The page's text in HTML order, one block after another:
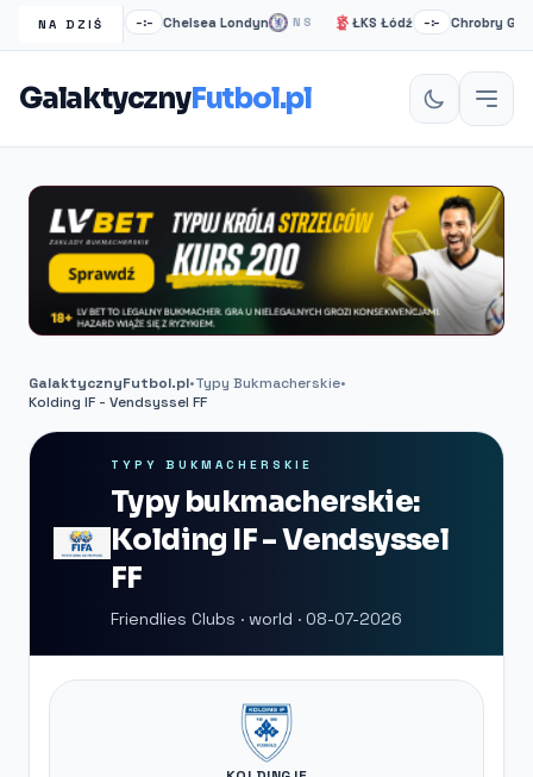
NA DZIŚ
Takzim FC Chelsea Londyn NS ŁKS Łódź –:– Chrobry Głogów
GalaktycznyFutbol.pl
GalaktycznyFutbol.pl•Typy Bukmacherskie•
Kolding IF - Vendsyssel FF
TYPY BUKMACHERSKIE
Typy bukmacherskie:
Kolding IF - Vendsyssel
FF
Friendlies Clubs · world · 08-07-2026